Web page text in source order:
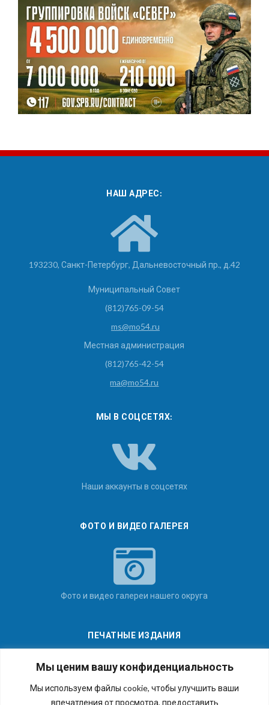
Мы ценим вашу конфиденциальность
Мы используем файлы cookie, чтобы улучшить ваши
впечатления от просмотра, предоставить
НАШ АДРЕС:
193230, Санкт-Петербург, Дальневосточный пр., д.42
Муниципальный Совет
(812)765-09-54
ms@mo54.ru
Местная администрация
(812)765-42-54
ma@mo54.ru
МЫ В СОЦСЕТЯХ:
Наши аккаунты в соцсетях
ФОТО И ВИДЕО ГАЛЕРЕЯ
Фото и видео галереи нашего округа
ПЕЧАТНЫЕ ИЗДАНИЯ